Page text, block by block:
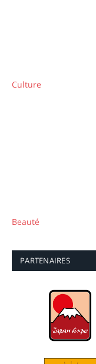
Culture
Beauté
PARTENAIRES